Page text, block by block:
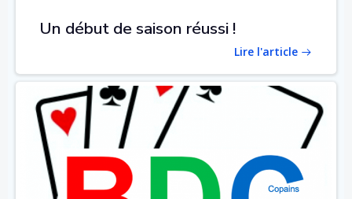
Un début de saison réussi !
Lire l'article